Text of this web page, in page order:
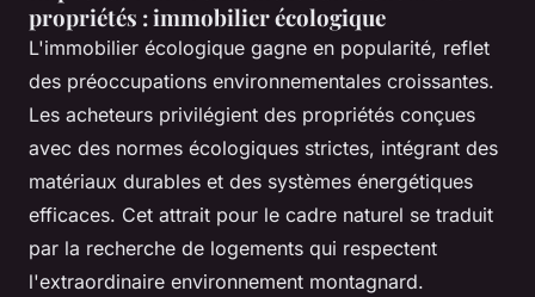
propriétés : immobilier écologique
L'immobilier écologique gagne en popularité, reflet
des préoccupations environnementales croissantes.
Les acheteurs privilégient des propriétés conçues
avec des normes écologiques strictes, intégrant des
matériaux durables et des systèmes énergétiques
efficaces. Cet attrait pour le cadre naturel se traduit
par la recherche de logements qui respectent
l'extraordinaire environnement montagnard.